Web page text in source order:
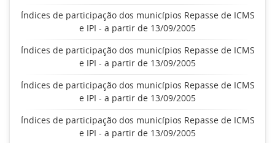
Índices de participação dos municípios Repasse de ICMS
e IPI - a partir de 13/09/2005
Índices de participação dos municípios Repasse de ICMS
e IPI - a partir de 13/09/2005
Índices de participação dos municípios Repasse de ICMS
e IPI - a partir de 13/09/2005
Índices de participação dos municípios Repasse de ICMS
e IPI - a partir de 13/09/2005